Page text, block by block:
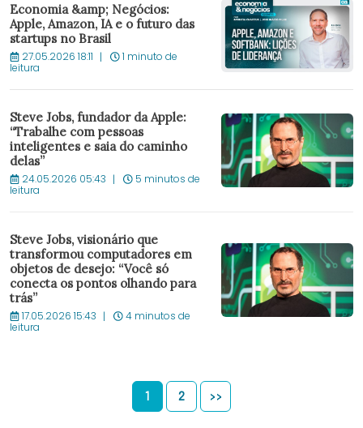
Economia &amp; Negócios:
Apple, Amazon, IA e o futuro das
startups no Brasil
27.05.2026 18:11 1 minuto de
leitura
Steve Jobs, fundador da Apple:
“Trabalhe com pessoas
inteligentes e saia do caminho
delas”
24.05.2026 05:43 5 minutos de
leitura
Steve Jobs, visionário que
transformou computadores em
objetos de desejo: “Você só
conecta os pontos olhando para
trás”
17.05.2026 15:43 4 minutos de
leitura
1 2 >>